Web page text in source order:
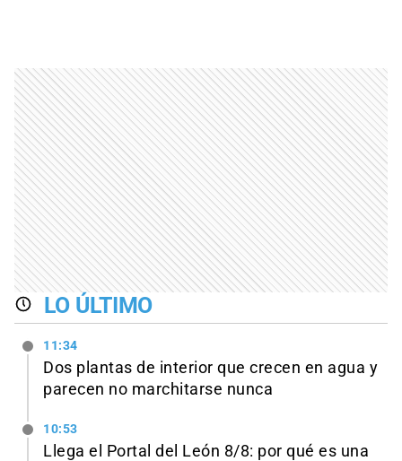
LO ÚLTIMO
11:34
Dos plantas de interior que crecen en agua y
parecen no marchitarse nunca
10:53
Llega el Portal del León 8/8: por qué es una